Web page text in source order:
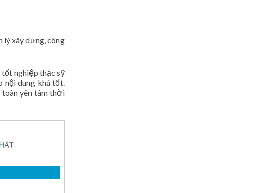
lý xây dựng, công
tốt nghiệp thạc sỹ
dung khá tốt.
toàn yên tâm thời